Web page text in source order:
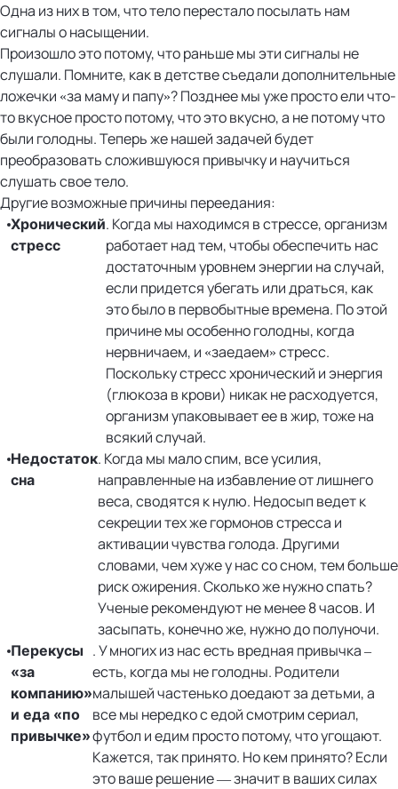
Одна из них в том, что тело перестало посылать нам
сигналы о насыщении.
Произошло это потому, что раньше мы эти сигналы не
слушали. Помните, как в детстве съедали дополнительные
ложечки «за маму и папу»? Позднее мы уже просто ели что-
то вкусное просто потому, что это вкусно, а не потому что
были голодны. Теперь же нашей задачей будет
преобразовать сложившуюся привычку и научиться
слушать свое тело.
Другие возможные причины переедания:
Хронический
стресс
. Когда мы находимся в стрессе, организм
работает над тем, чтобы обеспечить нас
достаточным уровнем энергии на случай,
если придется убегать или драться, как
это было в первобытные времена. По этой
причине мы особенно голодны, когда
нервничаем, и «заедаем» стресс.
Поскольку стресс хронический и энергия
(глюкоза в крови) никак не расходуется,
организм упаковывает ее в жир, тоже на
всякий случай.
Недостаток
сна
. Когда мы мало спим, все усилия,
направленные на избавление от лишнего
веса, сводятся к нулю. Недосып ведет к
секреции тех же гормонов стресса и
активации чувства голода. Другими
словами, чем хуже у нас со сном, тем больше
риск ожирения. Сколько же нужно спать?
Ученые рекомендуют не менее 8 часов. И
засыпать, конечно же, нужно до полуночи.
Перекусы
«за
компанию»
и еда «по
привычке»
. У многих из нас есть вредная привычка –
есть, когда мы не голодны. Родители
малышей частенько доедают за детьми, а
все мы нередко с едой смотрим сериал,
футбол и едим просто потому, что угощают.
Кажется, так принято. Но кем принято? Если
это ваше решение — значит в ваших силах